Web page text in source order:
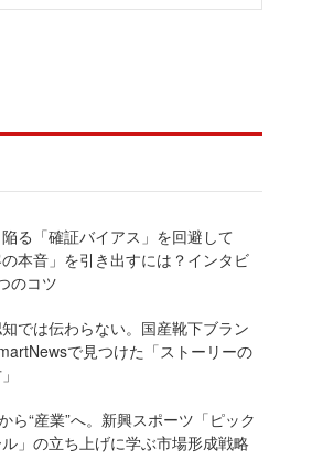
る「確証バイアス」を回避して
の本音」を引き出すには？インタビ
のコツ
では伝わらない。国産靴下ブラン
で見つけた「ストーリーの
ら“産業”へ。新興スポーツ「ピック
」の立ち上げに学ぶ市場形成戦略